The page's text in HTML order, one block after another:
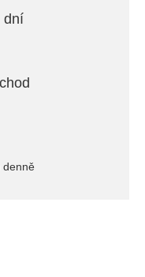
dní
denně